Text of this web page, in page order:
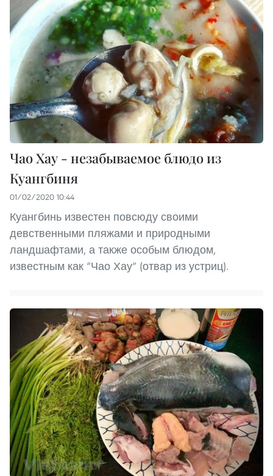
Чао Хау - незабываемое блюдо из
Куангбиня
01/02/2020 10:44
Куангбинь известен повсюду своими
девственными пляжами и природными
ландшафтами, а также особым блюдом,
известным как “Чао Хау” (отвар из устриц).